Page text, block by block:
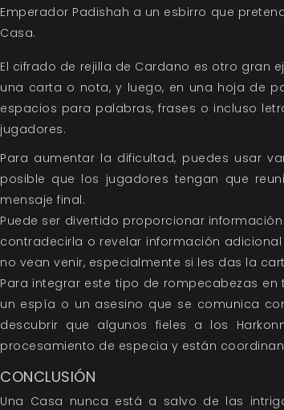
Emperador Padishah a un esbirro que
Casa.
El cifrado de rejilla de Cardano es otro gran
una carta o nota, y luego, en una hoja de
espacios para palabras, frases o incluso
jugadores.
Para aumentar la dificultad, puedes usar
posible que los jugadores tengan que
mensaje final.
Puede ser divertido proporcionar
contradecirla o revelar información
no vean venir, especialmente si les das la
Para integrar este tipo de rompecabezas
un espía o un asesino que se comunica
descubrir que algunos fieles a los
procesamiento de especia y están
CONCLUSIÓN
Una Casa nunca está a salvo de las